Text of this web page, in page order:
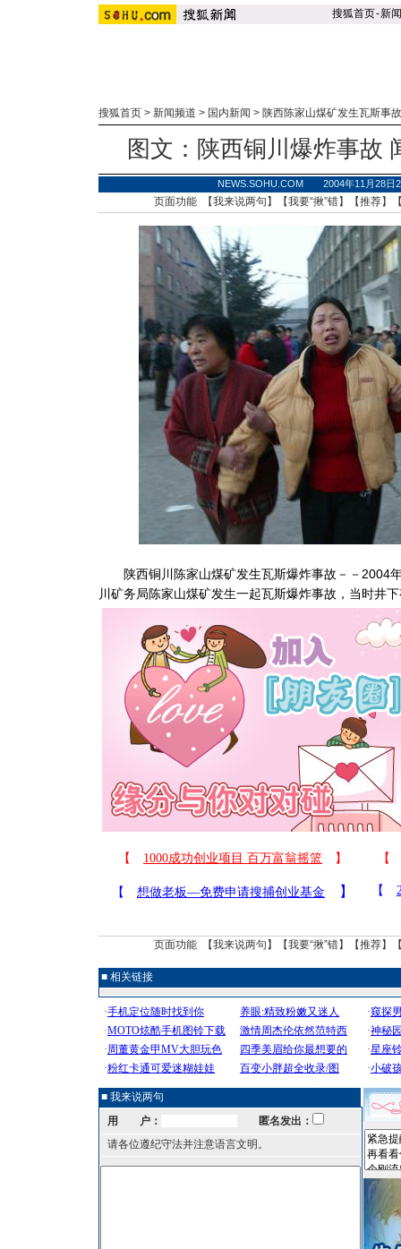
搜狐首页-新闻
搜狐首页 > 新闻频道 > 国内新闻 > 陕西陈家山煤矿发生瓦斯事故
图文：陕西铜川爆炸事故
NEWS.SOHU.COM 2004年11月28
页面功能 【我来说两句 】【我要“揪”错】【推荐】
陕西铜川陈家山煤矿发生瓦斯爆炸事故－－2004
川矿务局陈家山煤矿发生一起瓦斯爆炸事故，当时
页面功能 【我来说两句 】【我要“揪”错】【推荐】
■ 相关链接
■ 我来说两句
用 户：
匿名发出：
请各位遵纪守法并注意语言文明。